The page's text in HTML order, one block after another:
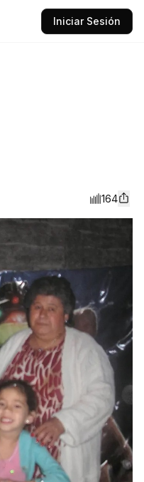
Iniciar Sesión
164